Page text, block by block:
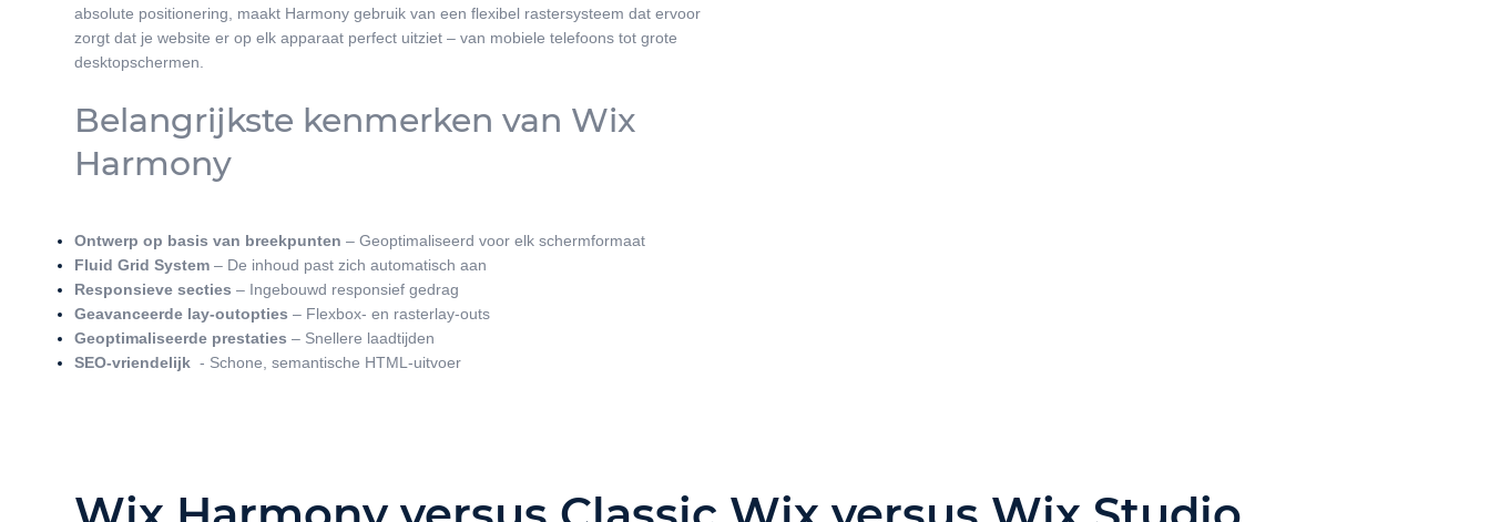
absolute positionering, maakt Harmony gebruik van een flexibel rastersysteem dat ervoor
zorgt dat je website er op elk apparaat perfect uitziet – van mobiele telefoons tot grote
desktopschermen.
Belangrijkste kenmerken van Wix
Harmony
Ontwerp op basis van breekpunten – Geoptimaliseerd voor elk schermformaat
Fluid Grid System– De inhoud past zich automatisch aan
Responsieve secties – Ingebouwd responsief gedrag
Geavanceerde lay-outopties – Flexbox- en rasterlay-outs
Geoptimaliseerde prestaties – Snellere laadtijden
SEO-vriendelijk - Schone, semantische HTML-uitvoer